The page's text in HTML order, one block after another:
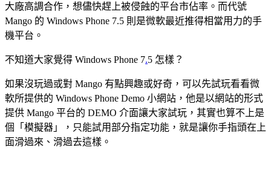
大廠高調合作，想儘快趕上被侵蝕的平台市佔率。而代號
Mango 的 Windows Phone 7.5 則是微軟最近推得相當用力的手
機平台。
不知道大家覺得 Windows Phone 7.5 怎樣？
如果沒玩過或對 Mango 有點興趣或好奇，可以先試玩看看微
軟所提供的 Windows Phone Demo 小網站，他是以網站的形式
提供 Mango 平台的 DEMO 介面讓大家試玩，其實也算不上是
個「模擬器」，只能試用部分指定功能，就是讓你手指頭在上
面滑過來、滑過去這樣。